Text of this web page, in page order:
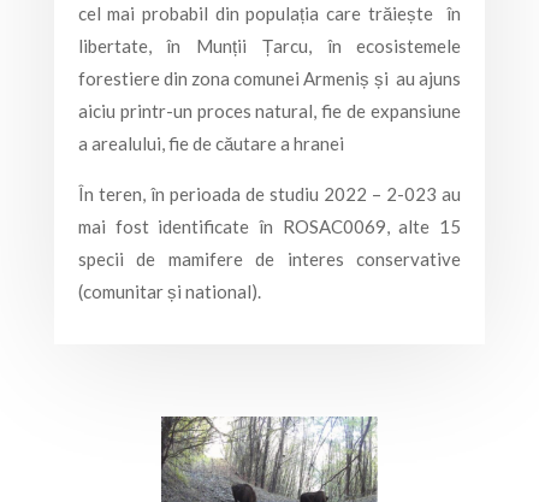
cel mai probabil din populația care trăiește în
libertate, în Munții Țarcu, în ecosistemele
forestiere din zona comunei Armeniș și au ajuns
aiciu printr-un proces natural, fie de expansiune
a arealului, fie de căutare a hranei
În teren, în perioada de studiu 2022 – 2-023 au
mai fost identificate în ROSAC0069, alte 15
specii de mamifere de interes conservative
(comunitar și national).